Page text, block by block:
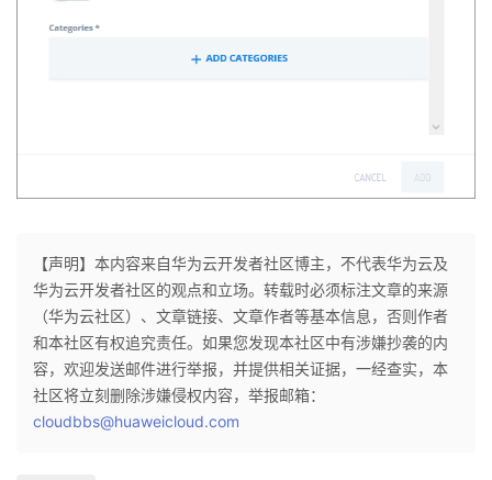
【声明】本内容来自华为云开发者社区博主，不代表华为云及
华为云开发者社区的观点和立场。转载时必须标注文章的来源
（华为云社区）、文章链接、文章作者等基本信息，否则作者
和本社区有权追究责任。如果您发现本社区中有涉嫌抄袭的内
容，欢迎发送邮件进行举报，并提供相关证据，一经查实，本
社区将立刻删除涉嫌侵权内容，举报邮箱：
cloudbbs@huaweicloud.com